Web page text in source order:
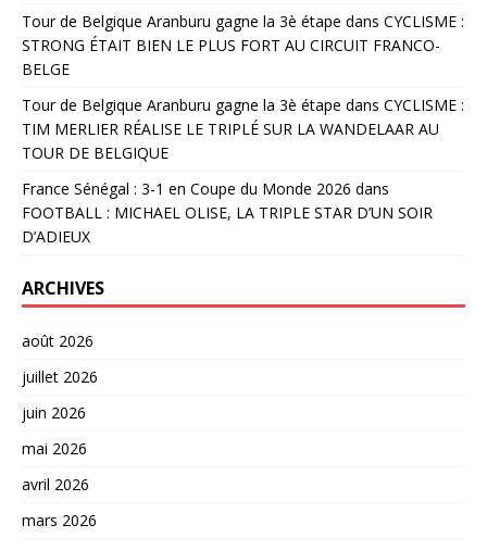
Tour de Belgique Aranburu gagne la 3è étape dans CYCLISME :
STRONG ÉTAIT BIEN LE PLUS FORT AU CIRCUIT FRANCO-
BELGE
Tour de Belgique Aranburu gagne la 3è étape dans CYCLISME :
TIM MERLIER RÉALISE LE TRIPLÉ SUR LA WANDELAAR AU
TOUR DE BELGIQUE
France Sénégal : 3-1 en Coupe du Monde 2026 dans
FOOTBALL : MICHAEL OLISE, LA TRIPLE STAR D’UN SOIR
D’ADIEUX
ARCHIVES
août 2026
juillet 2026
juin 2026
mai 2026
avril 2026
mars 2026